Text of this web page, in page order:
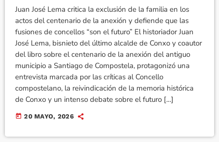
Juan José Lema critica la exclusión de la familia en los
actos del centenario de la anexión y defiende que las
fusiones de concellos “son el futuro” El historiador Juan
José Lema, bisnieto del último alcalde de Conxo y coautor
del libro sobre el centenario de la anexión del antiguo
municipio a Santiago de Compostela, protagonizó una
entrevista marcada por las críticas al Concello
compostelano, la reivindicación de la memoria histórica
de Conxo y un intenso debate sobre el futuro […]
today 20 MAYO, 2026